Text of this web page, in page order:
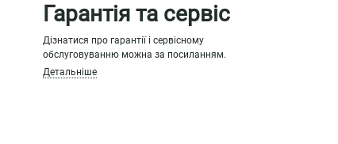
Гарантія та сервіс
Дізнатися про гарантії і сервісному
обслуговуванню можна за посиланням.
Детальніше